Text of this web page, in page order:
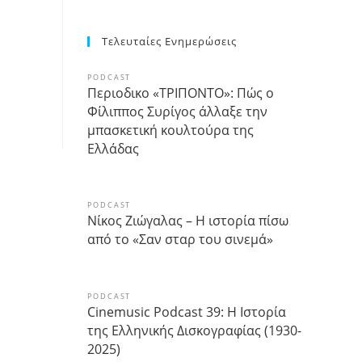
Τελευταίες Ενημερώσεις
PODCAST
Περιοδικο «ΤΡΙΠΟΝΤΟ»: Πώς ο
Φίλιππος Συρίγος άλλαξε την
μπασκετική κουλτούρα της
Ελλάδας
PODCAST
Νίκος Ζιώγαλας – Η ιστορία πίσω
από το «Σαν σταρ του σινεμά»
PODCAST
Cinemusic Podcast 39: Η Ιστορία
της Ελληνικής Δισκογραφίας (1930-
2025)